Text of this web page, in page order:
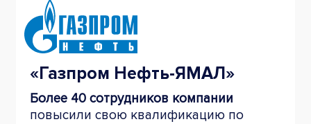
«Газпром Нефть-ЯМАЛ»
Более 40 сотрудников компании
повысили свою квалификацию по